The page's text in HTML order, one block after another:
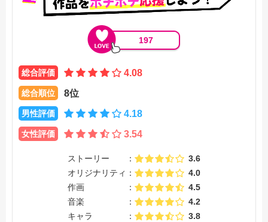
197
総合評価 4.08
総合順位 8位
男性評価 4.18
女性評価 3.54
ストーリー
3.6
オリジナリティ
4.0
作画
4.5
音楽
4.2
キャラ
3.8